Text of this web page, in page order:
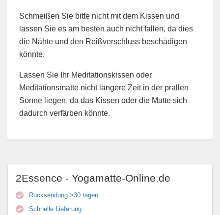
Schmeißen Sie bitte nicht mit dem Kissen und
lassen Sie es am besten auch nicht fallen, da dies
die Nähte und den Reißverschluss beschädigen
könnte.
Lassen Sie Ihr Meditationskissen oder
Meditationsmatte nicht längere Zeit in der prallen
Sonne liegen, da das Kissen oder die Matte sich
dadurch verfärben könnte.
2Essence - Yogamatte-Online.de
Rücksendung >30 tagen
Schnelle Lieferung